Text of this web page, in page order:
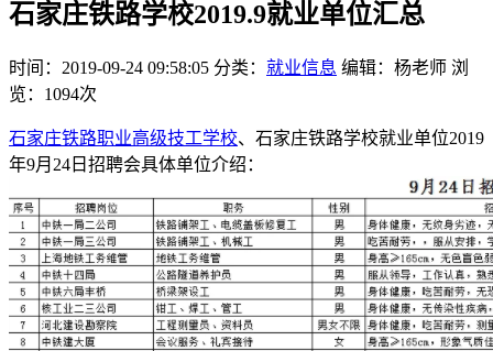
石家庄铁路学校2019.9就业单位汇总
时间：2019-09-24 09:58:05 分类： 就业信息 编辑：杨老师 浏
览：1094次
石家庄铁路职业高级技工学校、石家庄铁路学校就业单位2019
年9月24日招聘会具体单位介绍：